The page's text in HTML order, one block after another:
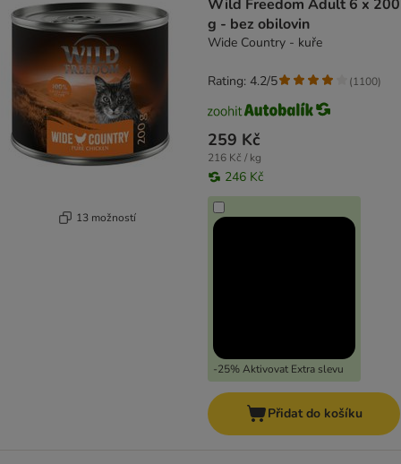
13 možností
Wild Freedom Adult 6 x 200
g - bez obilovin
Wide Country - kuře
259 Kč
216 Kč / kg
246 Kč
-25% Aktivovat Extra slevu
Rating: 4.2/5 (1100)
Přidat do košíku